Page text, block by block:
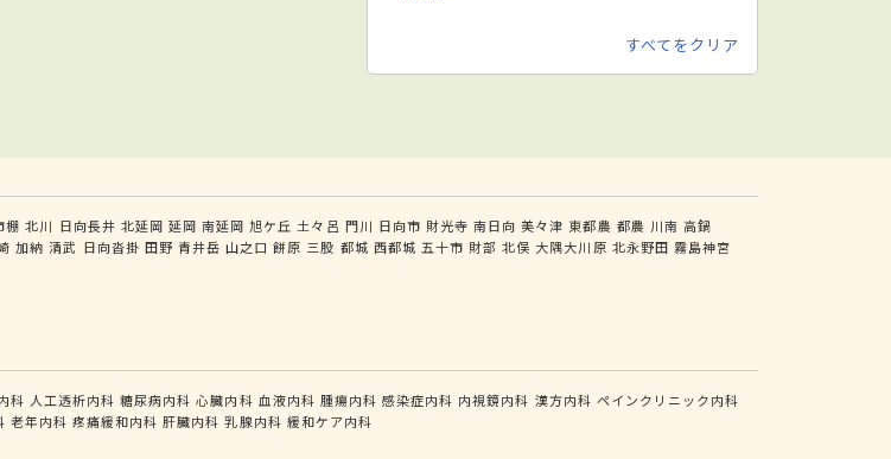
すべてをクリア
棚 北川 日向長井 北延岡 延岡 南延岡 旭ケ丘 土々呂 門川 日向市 財光寺 南日向 美々津 東都農 都農 川南 高鍋
加納 清武 日向沓掛 田野 青井岳 山之口 餅原 三股 都城 西都城 五十市 財部 北俣 大隅大川原 北永野田 霧島神宮
科 人工透析内科 糖尿病内科 心臓内科 血液内科 腫瘍内科 感染症内科 内視鏡内科 漢方内科 ペインクリニック内科
老年内科 疼痛緩和内科 肝臓内科 乳腺内科 緩和ケア内科